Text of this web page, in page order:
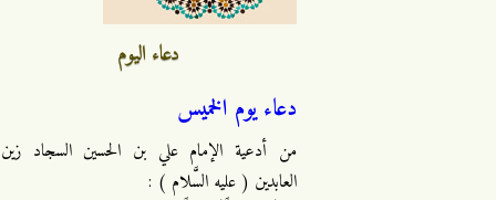
دعاء اليوم
دعاء يوم الخميس
من أدعية الإمام علي بن الحسين السجاد زين
العابدين ( عليه السَّلام ) :